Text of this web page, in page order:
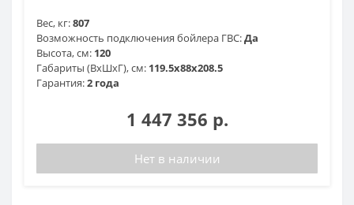
Вес, кг:807
Возможность подключения бойлера ГВС:Да
Высота, см: 120
Габариты (ВхШхГ), см: 119.5x88x208.5
Гарантия:2 года
1 447 356 р.
Нет в наличии